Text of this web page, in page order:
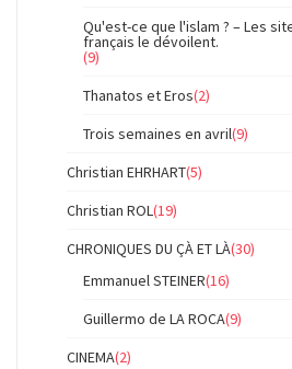
Qu'est-ce que l'islam ? – Les
français le dévoilent.
(9)
Thanatos et Eros(2)
Trois semaines en avril(9)
Christian EHRHART(5)
Christian ROL(19)
CHRONIQUES DU ÇÀ ET LÀ(30)
Emmanuel STEINER(16)
Guillermo de LA ROCA(9)
CINEMA(2)